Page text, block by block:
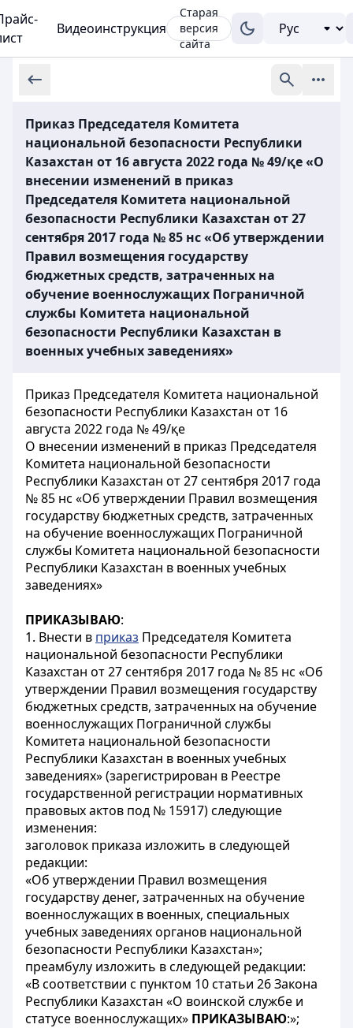
Видеоинструкция
Старая
версия
сайта
Приказ Председателя Комитета
национальной безопасности Республики
Казахстан от 16 августа 2022 года № 49/қе «О
внесении изменений в приказ
Председателя Комитета национальной
безопасности Республики Казахстан от 27
сентября 2017 года № 85 нс «Об утверждении
Правил возмещения государству
бюджетных средств, затраченных на
обучение военнослужащих Пограничной
службы Комитета национальной
безопасности Республики Казахстан в
военных учебных заведениях»
Приказ Председателя Комитета национальной
безопасности Республики Казахстан от 16
августа 2022 года № 49/қе
О внесении изменений в приказ Председателя
Комитета национальной безопасности
Республики Казахстан от 27 сентября 2017 года
№ 85 нс «Об утверждении Правил возмещения
государству бюджетных средств, затраченных
на обучение военнослужащих Пограничной
службы Комитета национальной безопасности
Республики Казахстан в военных учебных
заведениях»
ПРИКАЗЫВАЮ:
1. Внести в приказ Председателя Комитета
национальной безопасности Республики
Казахстан от 27 сентября 2017 года № 85 нс «Об
утверждении Правил возмещения государству
бюджетных средств, затраченных на обучение
военнослужащих Пограничной службы
Комитета национальной безопасности
Республики Казахстан в военных учебных
заведениях» (зарегистрирован в Реестре
государственной регистрации нормативных
правовых актов под № 15917) следующие
изменения:
заголовок приказа изложить в следующей
редакции:
«Об утверждении Правил возмещения
государству денег, затраченных на обучение
военнослужащих в военных, специальных
учебных заведениях органов национальной
безопасности Республики Казахстан»;
преамбулу изложить в следующей редакции:
«В соответствии с пунктом 10 статьи 26 Закона
Республики Казахстан «О воинской службе и
статусе военнослужащих» ПРИКАЗЫВАЮ:»;